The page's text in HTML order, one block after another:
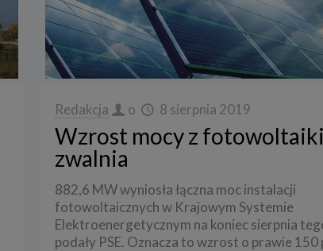
Redakcja o 8 sierpnia 2019
Wzrost mocy z
zwalnia
882,6 MW wyniosła łączna moc instalacji
fotowoltaicznych w Krajowym Systemie
Elektroenergetycznym na koniec sierpnia
podały PSE. Oznacza to wzrost o prawie 150